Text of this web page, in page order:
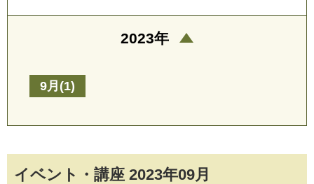
イベント・講座 2023年09月
2023年
9月(1)